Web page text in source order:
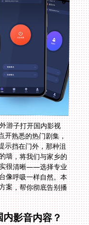
游子打开国内影视
熟悉的热门剧集，
挡在门外，那种沮
，将我们与家乡的
很清晰——选择专业
呼吸一样自然。本
，帮你彻底告别播
影音内容？